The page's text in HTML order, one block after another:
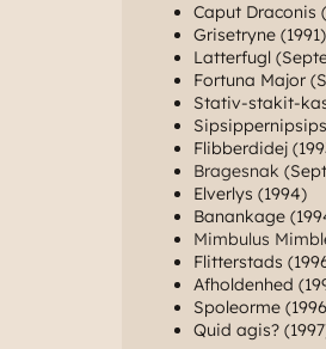
Caput Draconis
Grisetryne (1991)
Latterfugl
Fortuna Major
Stativ-stakit-
Flibberdidej
Bragesnak
Elverlys (1994)
Banankage
Mimbulus
Flitterstads
Afholdenhed
Spoleorme
Quid agis?